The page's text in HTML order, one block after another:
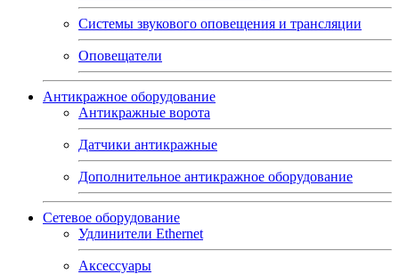
Системы звукового оповещения и трансляции
Оповещатели
Антикражное оборудование
Антикражные ворота
Датчики антикражные
Дополнительное антикражное оборудование
Сетевое оборудование
Удлинители Ethernet
Аксессуары